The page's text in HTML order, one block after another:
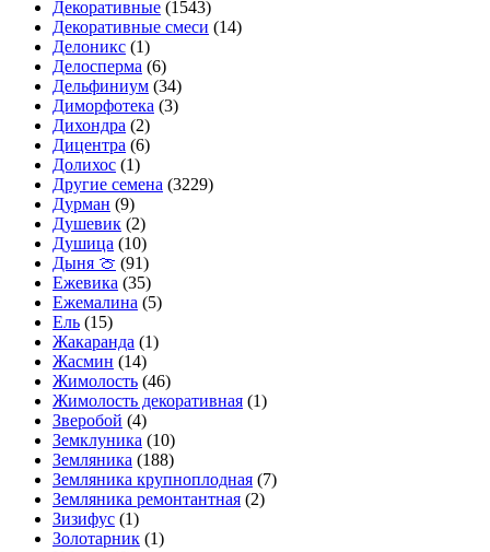
Декоративные (1543)
Декоративные смеси (14)
Делоникс (1)
Делосперма (6)
Дельфиниум (34)
Диморфотека (3)
Дихондра (2)
Дицентра (6)
Долихос (1)
Другие семена (3229)
Дурман (9)
Душевик (2)
Душица (10)
Дыня 🍈 (91)
Ежевика (35)
Ежемалина (5)
Ель (15)
Жакаранда (1)
Жасмин (14)
Жимолость (46)
Жимолость декоративная (1)
Зверобой (4)
Земклуника (10)
Земляника (188)
Земляника крупноплодная (7)
Земляника ремонтантная (2)
Зизифус (1)
Золотарник (1)